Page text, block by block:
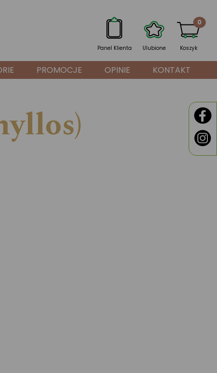
Panel Klienta Ulubione Koszyk
0
PROMOCJE OPINIE KONTAKT